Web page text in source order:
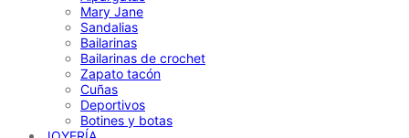
Mary Jane
Sandalias
Bailarinas
Bailarinas de crochet
Zapato tacón
Cuñas
Deportivos
Botines y botas